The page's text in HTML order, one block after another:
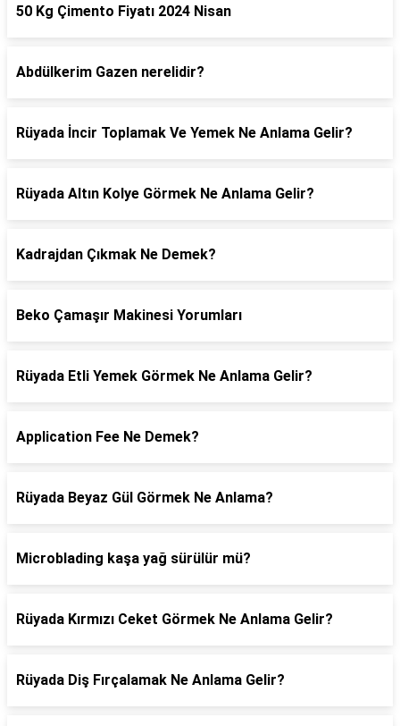
50 Kg Çimento Fiyatı 2024 Nisan
Abdülkerim Gazen nerelidir?
Rüyada İncir Toplamak Ve Yemek Ne Anlama Gelir?
Rüyada Altın Kolye Görmek Ne Anlama Gelir?
Kadrajdan Çıkmak Ne Demek?
Beko Çamaşır Makinesi Yorumları
Rüyada Etli Yemek Görmek Ne Anlama Gelir?
Application Fee Ne Demek?
Rüyada Beyaz Gül Görmek Ne Anlama?
Microblading kaşa yağ sürülür mü?
Rüyada Kırmızı Ceket Görmek Ne Anlama Gelir?
Rüyada Diş Fırçalamak Ne Anlama Gelir?